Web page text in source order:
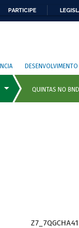
PARTICIPE
DESENVOLVIMENTO